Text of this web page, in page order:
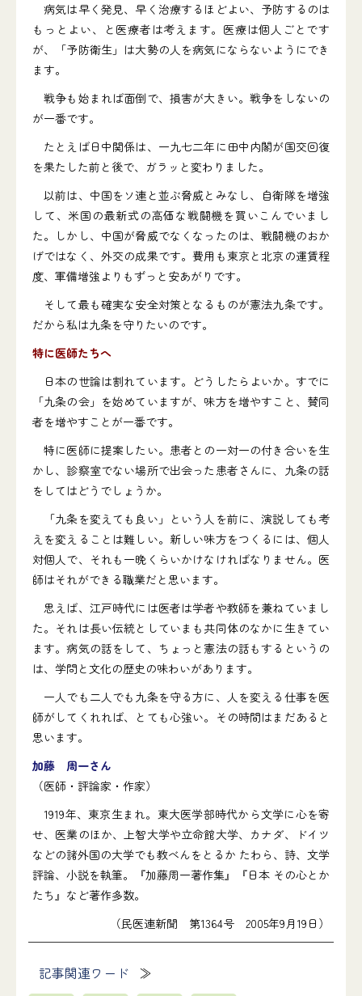
病気は早く発見、早く治療するほどよい、予防するのは
もっとよい、と医療者は考えます。医療は個人ごとです
が、「予防衛生」は大勢の人を病気にならないようにでき
ます。
戦争も始まれば面倒で、損害が大きい。戦争をしないの
が一番です。
たとえば日中関係は、一九七二年に田中内閣が国交回復
を果たした前と後で、ガラッと変わりました。
以前は、中国をソ連と並ぶ脅威とみなし、自衛隊を増強
して、米国の最新式の高価な戦闘機を買いこんでいまし
た。しかし、中国が脅威でなくなったのは、戦闘機のおか
げではなく、外交の成果です。費用も東京と北京の運賃程
度、軍備増強よりもずっと安あがりです。
そして最も確実な安全対策となるものが憲法九条です。
だから私は九条を守りたいのです。
特に医師たちへ
日本の世論は割れています。どうしたらよいか。すでに
「九条の会」を始めていますが、味方を増やすこと、賛同
者を増やすことが一番です。
特に医師に提案したい。患者との一対一の付き合いを生
かし、診察室でない場所で出会った患者さんに、九条の話
をしてはどうでしょうか。
「九条を変えても良い」という人を前に、演説しても考
えを変えることは難しい。新しい味方をつくるには、個人
対個人で、それも一晩くらいかけなければなりません。医
師はそれができる職業だと思います。
思えば、江戸時代には医者は学者や教師を兼ねていまし
た。それは長い伝統としていまも共同体のなかに生きてい
ます。病気の話をして、ちょっと憲法の話もするというの
は、学問と文化の歴史の味わいがあります。
一人でも二人でも九条を守る方に、人を変える仕事を医
師がしてくれれば、とても心強い。その時間はまだあると
思います。
加藤 周一さん
（医師・評論家・作家）
1919年、東京生まれ。東大医学部時代から文学に心を寄
せ、医業のほか、上智大学や立命館大学、カナダ、ドイツ
などの諸外国の大学でも教べんをとるか たわら、詩、文学
評論、小説を執筆。『加藤周一著作集』『日本 その心とか
たち』など著作多数。
（民医連新聞 第1364号 2005年9月19日）
記事関連ワード